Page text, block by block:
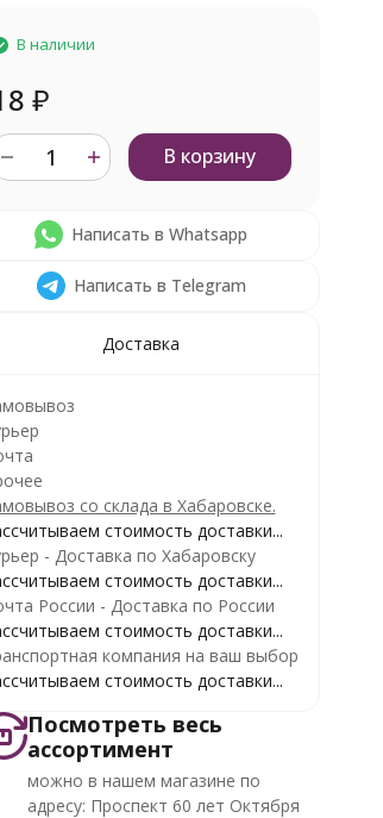
В наличии
₽
В корзину
Написать в Whatsapp
Написать в Telegram
Доставка
со склада в Хабаровске.
стоимость доставки...
- Доставка по Хабаровску
стоимость доставки...
России - Доставка по России
стоимость доставки...
компания на ваш выбор
стоимость доставки...
Посмотреть весь
ассортимент
можно в нашем магазине по
адресу: Проспект 60 лет Октября